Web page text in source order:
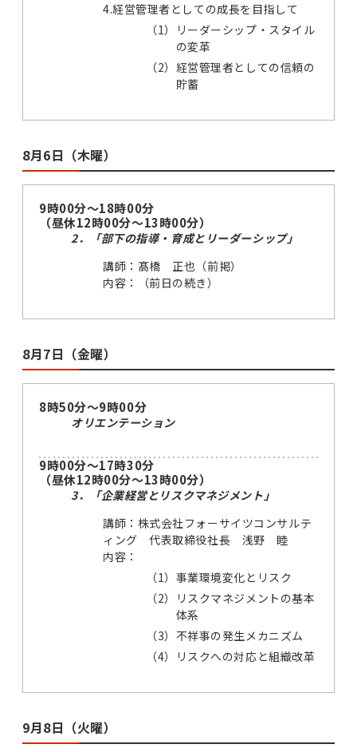
4.経営管理者としての成長を目指して
（1）
リーダーシップ・スタイル
の変革
（2） 経営管理者としての信頼の
貯蓄
8月6日（木曜）
9時00分～18時00分
（昼休12時00分～13時00分）
2．「部下の指導・育成とリーダーシップ」
講師：髙橋 正也（前掲）
内容：（前日の続き）
8月7日（金曜）
8時50分～9時00分
オリエンテーション
9時00分～17時30分
（昼休12時00分～13時00分）
3．「企業経営とリスクマネジメント」
講師：株式会社フォーサイツコンサルテ
ィング 代表取締役社長 浅野 睦
内容：
（1） 事業環境変化とリスク
（2）
リスクマネジメントの基本
体系
（3） 不祥事の発生メカニズム
（4）
リスクへの対応と組織改革
9月8日（火曜）